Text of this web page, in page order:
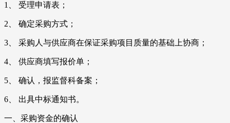
1、 受理申请表；
2、 确定采购方式；
3、 采购人与供应商在保证采购项目质量的基础上协商；
4、 供应商填写报价单；
5、 确认，报监督科备案；
6、 出具中标通知书。
一、采购资金的确认